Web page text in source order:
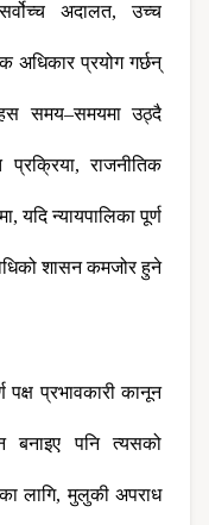
अदालत, उच्च
अधिकार प्रयोग गर्छन्
समय–समयमा उठ्दै
राजनीतिक
यदि न्यायपालिका पूर्ण
शासन कमजोर हुने
पक्ष प्रभावकारी कानून
बनाइए पनि त्यसको
लागि, मुलुकी अपराध